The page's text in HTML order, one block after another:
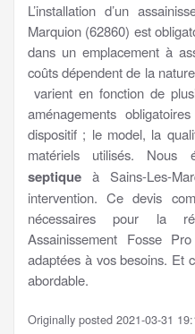
L’installation d’un
Marquion (62860) est
dans un emplacement à
coûts dépendent de la
varient en fonction de
aménagements
dispositif ; le model, la
matériels utilisés. Nous
septique à Sains-Les-
intervention. Ce devis
nécessaires pour la
Assainissement Fosse
adaptées à vos besoins. Et
abordable.
Originally posted 2021-03-31